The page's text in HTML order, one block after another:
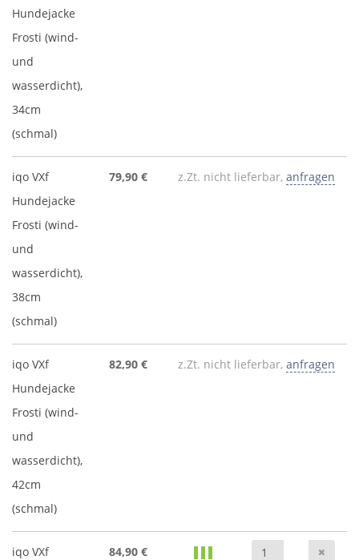
Hundejacke
Frosti (wind-
und
wasserdicht),
34cm
(schmal)
iqo VXf
Hundejacke
Frosti (wind-
und
wasserdicht),
38cm
(schmal)
79,90 € z.Zt. nicht lieferbar, anfragen
iqo VXf
Hundejacke
Frosti (wind-
und
wasserdicht),
42cm
(schmal)
82,90 € z.Zt. nicht lieferbar, anfragen
iqo VXf
84,90 €